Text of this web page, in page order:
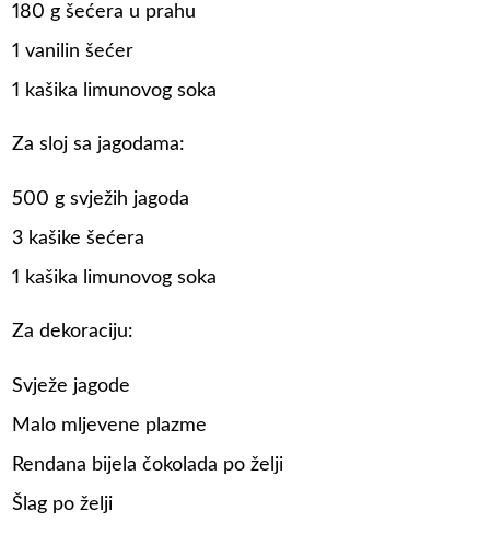
180 g šećera u prahu
1 vanilin šećer
1 kašika limunovog soka
Za sloj sa jagodama:
500 g svježih jagoda
3 kašike šećera
1 kašika limunovog soka
Za dekoraciju:
Svježe jagode
Malo mljevene plazme
Rendana bijela čokolada po želji
Šlag po želji